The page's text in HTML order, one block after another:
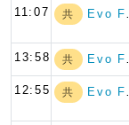
11:07 共 Evo Fund
13:58 共 Evo Fund
12:55 共 Evo Fund